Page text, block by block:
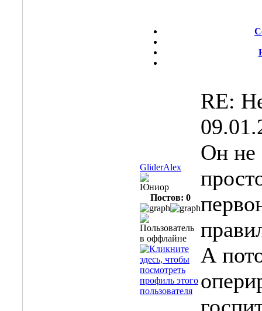
GliderAlex
Юниор
Постов: 0
RE:
Он не
А